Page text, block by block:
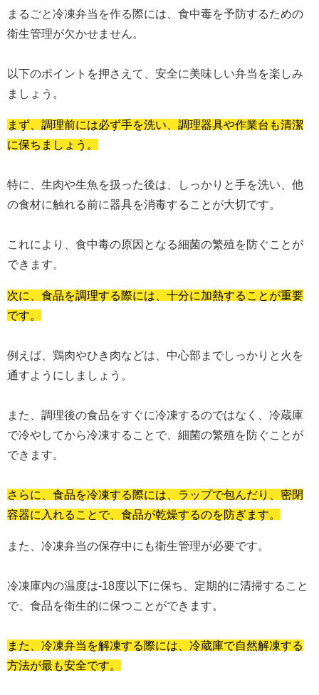
まるごと冷凍弁当を作る際には、食中毒を予防するための
衛生管理が欠かせません。
以下のポイントを押さえて、安全に美味しい弁当を楽しみ
ましょう。
まず、調理前には必ず手を洗い、調理器具や作業台も清潔
に保ちましょう。
特に、生肉や生魚を扱った後は、しっかりと手を洗い、他
の食材に触れる前に器具を消毒することが大切です。
これにより、食中毒の原因となる細菌の繁殖を防ぐことが
できます。
次に、食品を調理する際には、十分に加熱することが重要
です。
例えば、鶏肉やひき肉などは、中心部までしっかりと火を
通すようにしましょう。
また、調理後の食品をすぐに冷凍するのではなく、冷蔵庫
で冷やしてから冷凍することで、細菌の繁殖を防ぐことが
できます。
さらに、食品を冷凍する際には、ラップで包んだり、密閉
容器に入れることで、食品が乾燥するのを防ぎます。
また、冷凍弁当の保存中にも衛生管理が必要です。
冷凍庫内の温度は-18度以下に保ち、定期的に清掃すること
で、食品を衛生的に保つことができます。
また、冷凍弁当を解凍する際には、冷蔵庫で自然解凍する
方法が最も安全です。